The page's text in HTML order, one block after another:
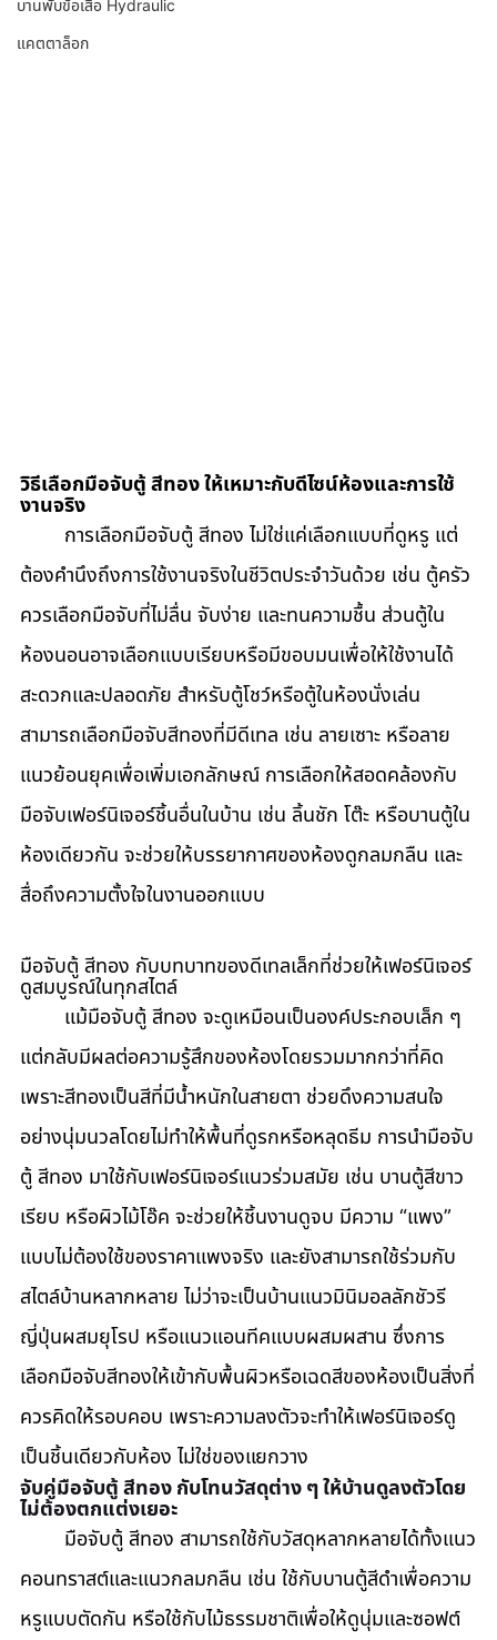
บานพับข้อเสือ Hydraulic
แคตตาล็อก
วิธีเลือกมือจับตู้ สีทอง ให้เหมาะกับดีไซน์ห้องและการใช้
งานจริง
ต้องคำนึงถึงการใช้งานจริงในชีวิตประจำวันด้วย เช่น ตู้ครัว
ควรเลือกมือจับที่ไม่ลื่น จับง่าย และทนความชื้น ส่วนตู้ใน
ห้องนอนอาจเลือกแบบเรียบหรือมีขอบมนเพื่อให้ใช้งานได้
สะดวกและปลอดภัย สำหรับตู้โชว์หรือตู้ในห้องนั่งเล่น
สามารถเลือกมือจับสีทองที่มีดีเทล เช่น ลายเซาะ หรือลาย
แนวย้อนยุคเพื่อเพิ่มเอกลักษณ์ การเลือกให้สอดคล้องกับ
มือจับเฟอร์นิเจอร์ชิ้นอื่นในบ้าน เช่น ลิ้นชัก โต๊ะ หรือบานตู้ใน
ห้องเดียวกัน จะช่วยให้บรรยากาศของห้องดูกลมกลืน และ
สื่อถึงความตั้งใจในงานออกแบบ
มือจับตู้ สีทอง กับบทบาทของดีเทลเล็กที่ช่วยให้เฟอร์นิเจอร์
ดูสมบูรณ์ในทุกสไตล์
แต่กลับมีผลต่อความรู้สึกของห้องโดยรวมมากกว่าที่คิด
เพราะสีทองเป็นสีที่มีน้ำหนักในสายตา ช่วยดึงความสนใจ
อย่างนุ่มนวลโดยไม่ทำให้พื้นที่ดูรกหรือหลุดธีม การนำมือจับ
ตู้ สีทอง มาใช้กับเฟอร์นิเจอร์แนวร่วมสมัย เช่น บานตู้สีขาว
เรียบ หรือผิวไม้โอ๊ค จะช่วยให้ชิ้นงานดูจบ มีความ “แพง”
แบบไม่ต้องใช้ของราคาแพงจริง และยังสามารถใช้ร่วมกับ
สไตล์บ้านหลากหลาย ไม่ว่าจะเป็นบ้านแนวมินิมอลลักชัวรี
ญี่ปุ่นผสมยุโรป หรือแนวแอนทีคแบบผสมผสาน ซึ่งการ
เลือกมือจับสีทองให้เข้ากับพื้นผิวหรือเฉดสีของห้องเป็นสิ่งที่
ควรคิดให้รอบคอบ เพราะความลงตัวจะทำให้เฟอร์นิเจอร์ดู
เป็นชิ้นเดียวกับห้อง ไม่ใช่ของแยกวาง
จับคู่มือจับตู้ สีทอง กับโทนวัสดุต่าง ๆ ให้บ้านดูลงตัวโดย
ไม่ต้องตกแต่งเยอะ
คอนทราสต์และแนวกลมกลืน เช่น ใช้กับบานตู้สีดำเพื่อความ
หรูแบบตัดกัน หรือใช้กับไม้ธรรมชาติเพื่อให้ดูนุ่มและซอฟต์